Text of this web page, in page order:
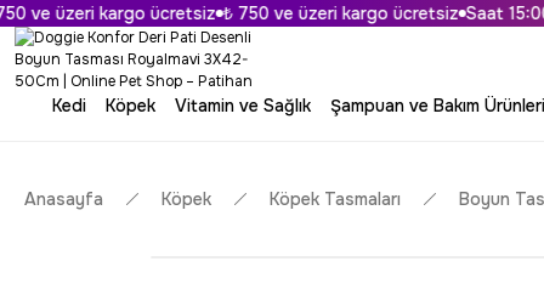
ve üzeri kargo ücretsiz ₺ 750 ve üzeri kargo ücretsiz Saat
Kedi Köpek Vitamin ve Sağlık Şampuan ve Bakım Ürünleri
Anasayfa Köpek Köpek Tasmaları Boyun